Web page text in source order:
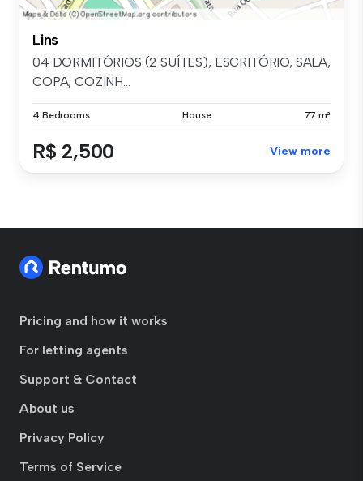
Lins
04 DORMITÓRIOS (2 SUÍTES), ESCRITÓRIO, SALA,
COPA, COZINH...
4 Bedrooms House 77 m²
R$ 2,500 View more
Pricing and how it works
For letting agents
Support & Contact
About us
Privacy Policy
Terms of Service